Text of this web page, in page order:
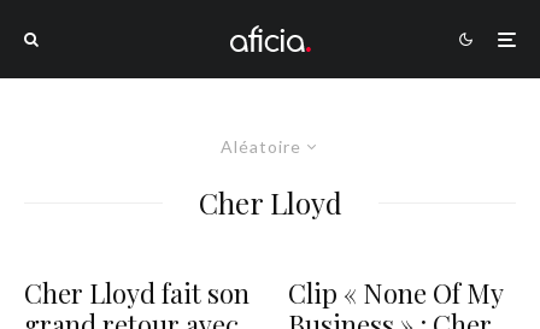
Aléatoire
Cher Lloyd
Cher Lloyd fait son
Clip « None Of My